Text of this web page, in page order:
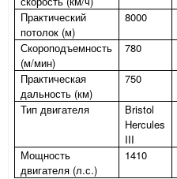
Практический
потолок (м)
8000
Скороподъемность
(м/мин)
780
Практическая
дальность (км)
750
Тип двигателя
Bristol
Hercules
III
Мощность
двигателя (л.с.)
1410